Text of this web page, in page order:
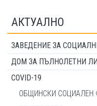
АКТУАЛНО
ЗАВЕДЕНИЕ ЗА
ДОМ ЗА ПЪЛНОЛЕТНИ
COVID-19
ОБЩИНСКИ СОЦИАЛЕН